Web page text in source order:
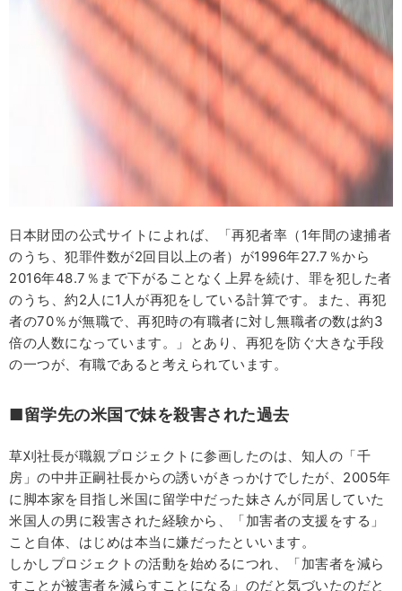
日本財団の公式サイトによれば、「再犯者率（1年間の逮捕者
のうち、犯罪件数が2回目以上の者）が1996年27.7％から
2016年48.7％まで下がることなく上昇を続け、罪を犯した者
のうち、約2人に1人が再犯をしている計算です。また、再犯
者の70％が無職で、再犯時の有職者に対し無職者の数は約3
倍の人数になっています。」とあり、再犯を防ぐ大きな手段
の一つが、有職であると考えられています。
■留学先の米国で妹を殺害された過去
草刈社長が職親プロジェクトに参画したのは、知人の「千
房」の中井正嗣社長からの誘いがきっかけでしたが、2005年
に脚本家を目指し米国に留学中だった妹さんが同居していた
米国人の男に殺害された経験から、「加害者の支援をする」
こと自体、はじめは本当に嫌だったといいます。
しかしプロジェクトの活動を始めるにつれ、「加害者を減ら
すことが被害者を減らすことになる」のだと気づいたのだと